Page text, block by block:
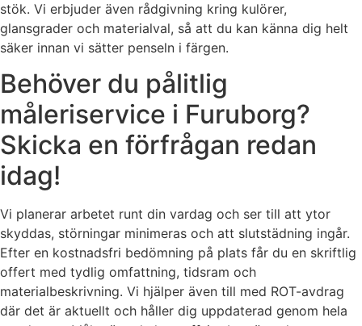
stök. Vi erbjuder även rådgivning kring kulörer,
glansgrader och materialval, så att du kan känna dig helt
säker innan vi sätter penseln i färgen.
Behöver du pålitlig
måleriservice i Furuborg?
Skicka en förfrågan redan
idag!
Vi planerar arbetet runt din vardag och ser till att ytor
skyddas, störningar minimeras och att slutstädning ingår.
Efter en kostnadsfri bedömning på plats får du en skriftlig
offert med tydlig omfattning, tidsram och
materialbeskrivning. Vi hjälper även till med ROT-avdrag
där det är aktuellt och håller dig uppdaterad genom hela